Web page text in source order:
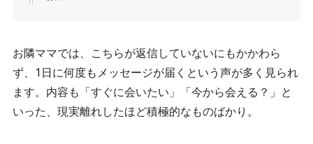
お隣ママでは、こちらが返信していないにもかかわら
ず、1日に何度もメッセージが届くという声が多く見られ
ます。内容も「すぐに会いたい」「今から会える？」と
いった、現実離れしたほど積極的なものばかり。